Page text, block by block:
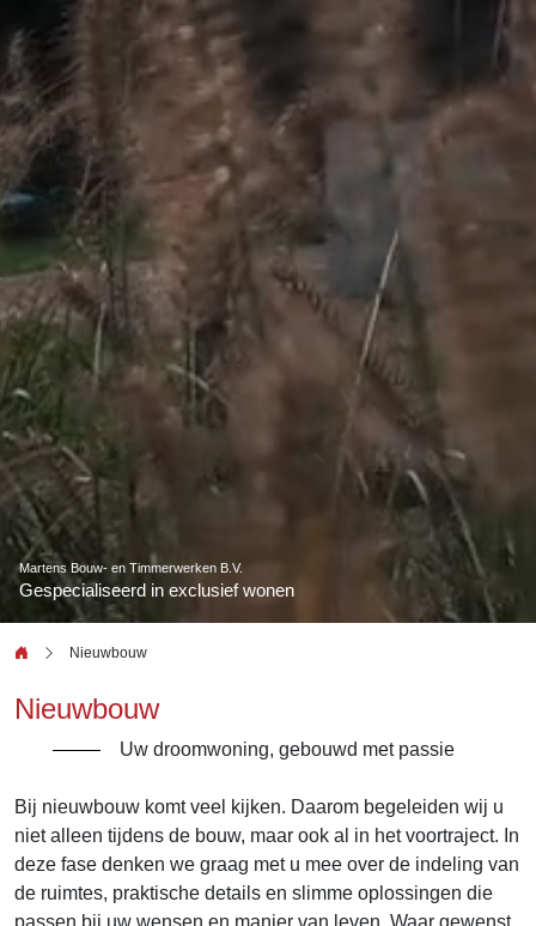
Martens Bouw- en Timmerwerken B.V.
Gespecialiseerd in exclusief wonen
Nieuwbouw
Nieuwbouw
Uw droomwoning, gebouwd met passie
Bij nieuwbouw komt veel kijken. Daarom begeleiden wij u
niet alleen tijdens de bouw, maar ook al in het voortraject. In
deze fase denken we graag met u mee over de indeling van
de ruimtes, praktische details en slimme oplossingen die